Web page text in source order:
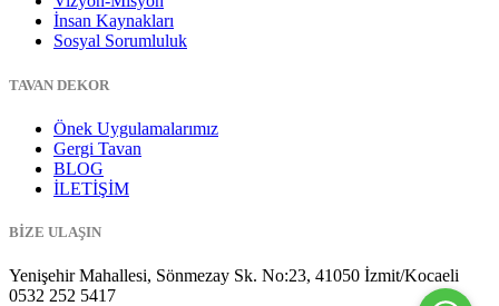
İnsan Kaynakları
Sosyal Sorumluluk
TAVAN DEKOR
Önek Uygulamalarımız
Gergi Tavan
BLOG
İLETİŞİM
BİZE ULAŞIN
Yenişehir Mahallesi, Sönmezay Sk. No:23, 41050 İzmit/Kocaeli
0532 252 5417